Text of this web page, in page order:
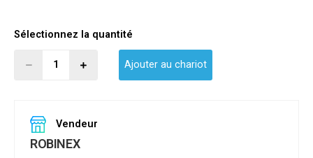
Sélectionnez la quantité
Ajouter au chariot
Vendeur
ROBINEX